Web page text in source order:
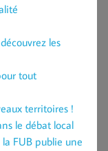
les
tout
territoires !
le débat local
FUB publie une